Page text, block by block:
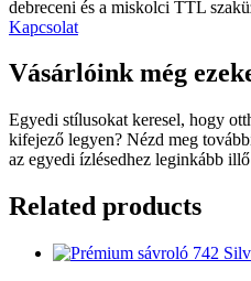
debreceni és a miskolci TTL
Kapcsolat
Vásárlóink még
Egyedi stílusokat keresel, hogy
kifejező legyen? Nézd meg
az egyedi ízlésedhez leginkább
Related products